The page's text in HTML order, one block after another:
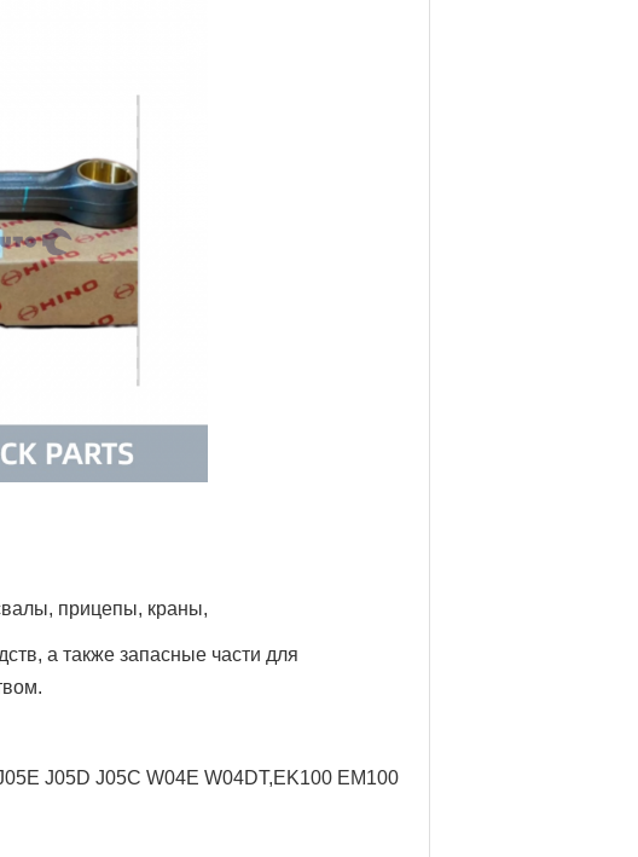
прицепы, краны,
а также запасные части для
J05D J05C W04E W04DT,EK100 EM100